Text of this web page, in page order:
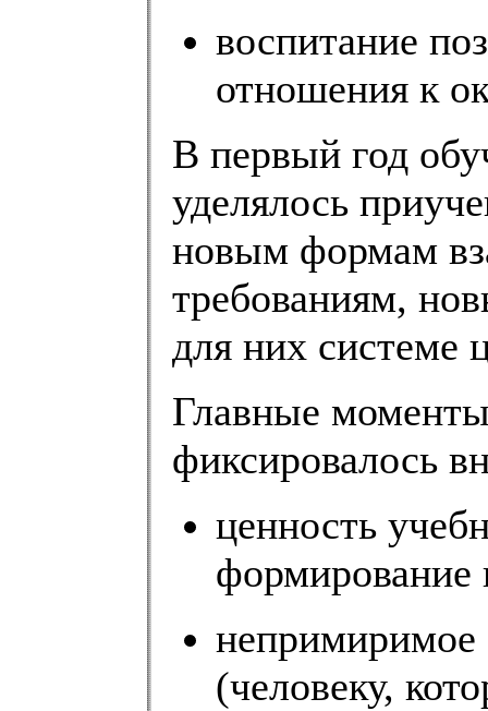
воспитание
отношения к
В первый год
уделялось
новым формам
требованиям,
для них системе
Главные
фиксировалось
ценность
формирование
(человеку,